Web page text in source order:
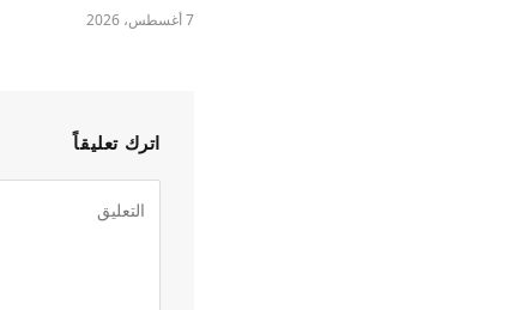
7 أغسطس، 2026
اترك تعليقاً